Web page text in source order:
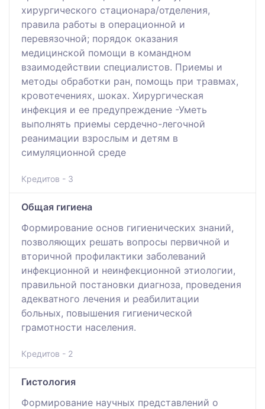
хирургического стационара/отделения,
правила работы в операционной и
перевязочной; порядок оказания
медицинской помощи в командном
взаимодействии специалистов. Приемы и
методы обработки ран, помощь при травмах,
кровотечениях, шоках. Хирургическая
инфекция и ее предупреждение -Уметь
выполнять приемы сердечно-легочной
реанимации взрослым и детям в
симуляционной среде
Кредитов - 3
Общая гигиена
Формирование основ гигиенических знаний,
позволяющих решать вопросы первичной и
вторичной профилактики заболеваний
инфекционной и неинфекционной этиологии,
правильной постановки диагноза, проведения
адекватного лечения и реабилитации
больных, повышения гигиенической
грамотности населения.
Кредитов - 2
Гистология
Формирование научных представлений о